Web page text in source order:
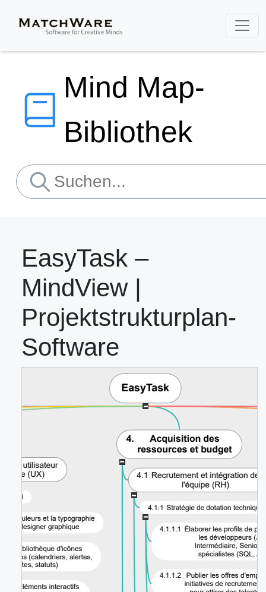
Mind Map-
Bibliothek
EasyTask –
MindView |
Projektstrukturplan-
Software